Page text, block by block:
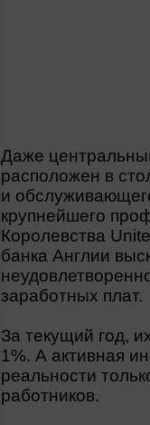
Даже
расположен в
и
крупнейшего
Королевства
банка Англии
заработных плат.
За текущий год,
1%. А активная
реальности
работников.